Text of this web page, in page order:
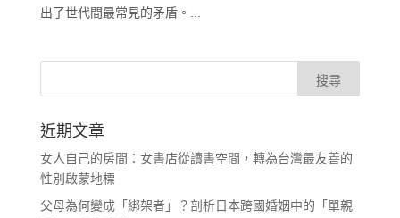
出了世代間最常見的矛盾。...
近期文章
女人自己的房間：女書店從讀書空間，轉為台灣最友善的
性別啟蒙地標
父母為何變成「綁架者」？剖析日本跨國婚姻中的「單親